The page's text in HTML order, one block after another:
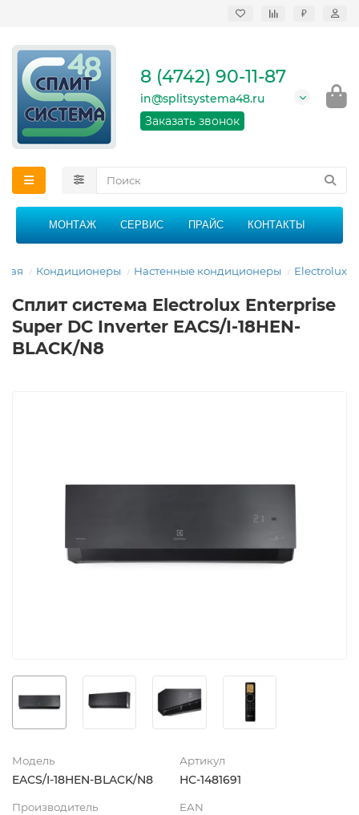
₽
кондиционеров в
области
График работы: 9:00 -
21:00 без перерыва и
8 (4742) 90-11-87
in@splitsystema48.ru
Заказать звонок
МОНТАЖ СЕРВИС ПРАЙС КОНТАКТЫ
Кондиционеры Настенные кондиционеры Electrolux
Сплит система Electrolux Enterprise
Super DC Inverter EACS/I-18HEN-
BLACK/N8
Модель
EACS/I-18HEN-BLACK/N8
Артикул
НС-1481691
Производитель EAN